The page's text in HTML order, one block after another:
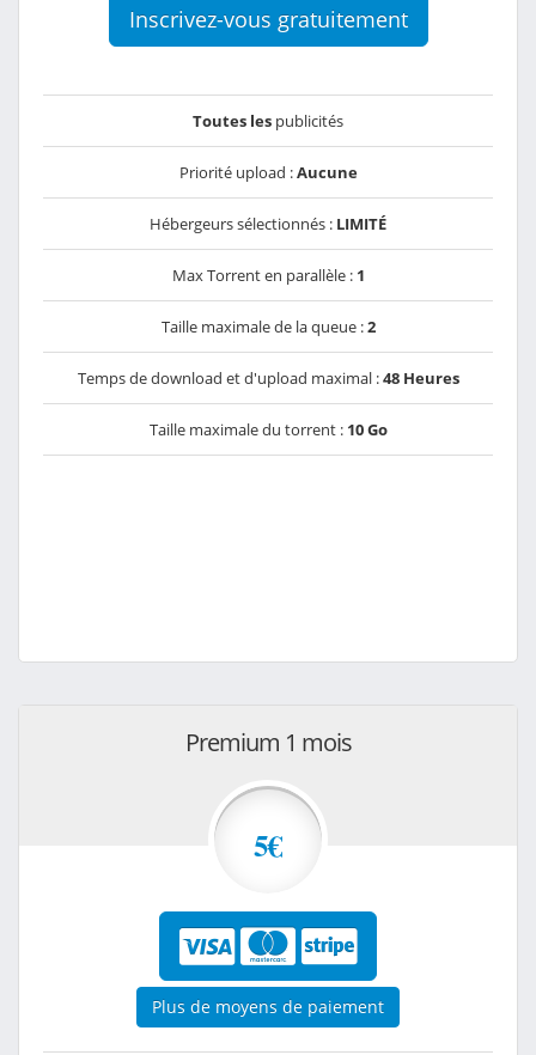
Inscrivez-vous gratuitement
Toutes les publicités
Priorité upload :Aucune
Hébergeurs sélectionnés : LIMITÉ
Max Torrent en parallèle : 1
Taille maximale de la queue :2
Temps de download et d'upload maximal :48 Heures
Taille maximale du torrent : 10 Go
Premium 1 mois
5€
Plus de moyens de paiement